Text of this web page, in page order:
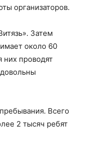
организаторов.
Затем
около 60
них проводят
Всего
2 тысяч ребят